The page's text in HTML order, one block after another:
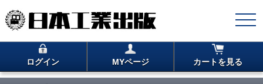
ログイン MYページ カートを見る